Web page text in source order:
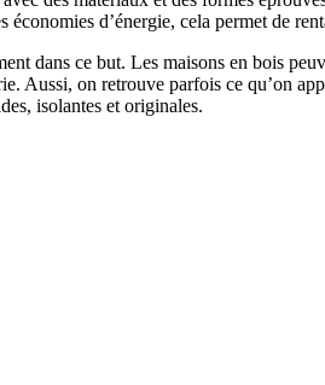
d’énergie, cela permet de
dans ce but. Les maisons en bois
Aussi, on retrouve parfois ce qu’on
isolantes et originales.